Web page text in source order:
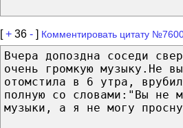
[+ 36 - ] Комментировать цитату
Вчера допоздна соседи
очень громкую музыку.Не
отомстила в 6 утра,
полную со словами:"Вы не
музыки, а я не могу